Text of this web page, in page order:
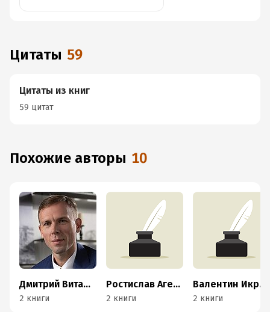
Цитаты 59
Цитаты из книг
59 цитат
Похожие авторы 10
Дмитрий Виташов
2 книги
Ростислав Агеев
2 книги
Валентин Икрянников
2 книги